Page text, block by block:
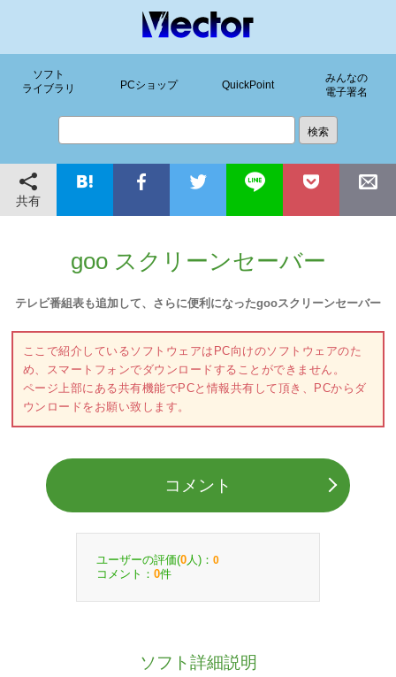
ソフト
ライブラリ
PCショップ QuickPoint
みんなの
電子署名
共有
goo スクリーンセーバー
テレビ番組表も追加して、さらに便利になったgooスクリーンセーバー
ここで紹介しているソフトウェアはPC向けのソフトウェアのた
め、スマートフォンでダウンロードすることができません。
ページ上部にある共有機能でPCと情報共有して頂き、PCからダ
ウンロードをお願い致します。
コメント
ユーザーの評価(0 人)： 0
コメント： 0件
ソフト詳細説明